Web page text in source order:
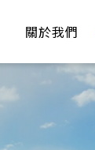
關於我們